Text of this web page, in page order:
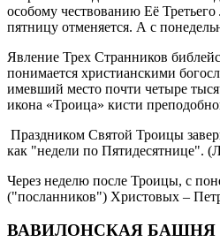
особому чествованию Её
пятницу отменяется. А с
Явление Трех Странников
понимается христианскими
имевший место почти четыре
икона «Троица» кисти
Праздником Святой Троицы
как "недели по Пятидесятнице".
Через неделю после Троицы, с
("посланников") Христовых –
ВАВИЛОНСКАЯ БАШНЯ